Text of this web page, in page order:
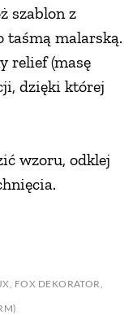
szablon z
malarską.
relief (masę
dzięki której
wzoru, odklej
FOX DEKORATOR,